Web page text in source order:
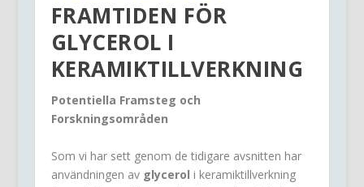
FRAMTIDEN FÖR
GLYCEROL I
KERAMIKTILLVERKNING
Potentiella Framsteg och
Forskningsområden
Som vi har sett genom de tidigare avsnitten har
användningen av glycerol i keramiktillverkning